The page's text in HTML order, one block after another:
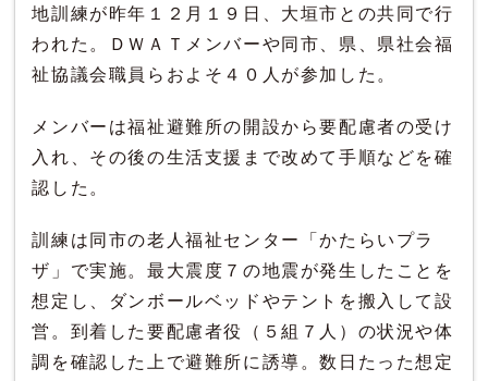
地訓練が昨年１２月１９日、大垣市との共同で行
われた。ＤＷＡＴメンバーや同市、県、県社会福
祉協議会職員らおよそ４０人が参加した。
メンバーは福祉避難所の開設から要配慮者の受け
入れ、その後の生活支援まで改めて手順などを確
認した。
訓練は同市の老人福祉センター「かたらいプラ
ザ」で実施。最大震度７の地震が発生したことを
想定し、ダンボールベッドやテントを搬入して設
営。到着した要配慮者役（５組７人）の状況や体
調を確認した上で避難所に誘導。数日たった想定